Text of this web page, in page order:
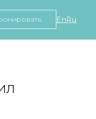
EnRu